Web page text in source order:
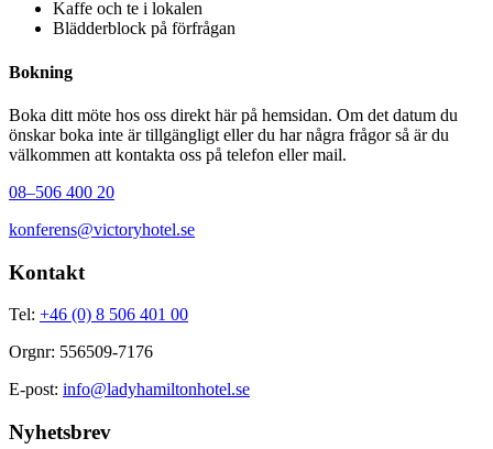
Kaffe och te i lokalen
Blädderblock på förfrågan
Bokning
Boka ditt möte hos oss direkt här på hemsidan. Om det datum du
önskar boka inte är tillgängligt eller du har några frågor så är du
välkommen att kontakta oss på telefon eller mail.
08–506 400 20
konferens@victoryhotel.se
Kontakt
Tel: +46 (0) 8 506 401 00
Orgnr: 556509-7176
E-post: info@ladyhamiltonhotel.se
Nyhetsbrev